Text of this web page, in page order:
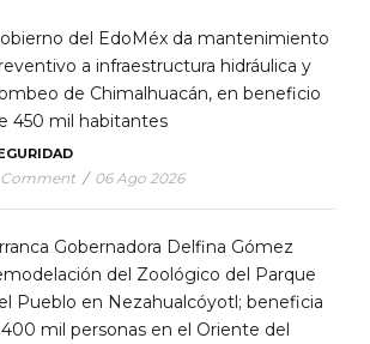
del EdoMéx da mantenimiento
a infraestructura hidráulica y
de Chimalhuacán, en beneficio
450 mil habitantes
/ 06 Ago 2026
Gobernadora Delfina Gómez
del Zoológico del Parque
Pueblo en Nezahualcóyotl; beneficia
mil personas en el Oriente del